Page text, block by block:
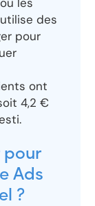
des
pour
ont
4,2 €
pour
Ads
?